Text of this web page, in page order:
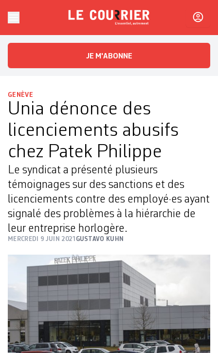
Le CourrierL'essentiel, autrement
JE M'ABONNE
GENÈVE
Unia dénonce des
licenciements abusifs
chez Patek Philippe
Le syndicat a présenté plusieurs
témoignages sur des sanctions et des
licenciements contre des employé·es ayant
signalé des problèmes à la hiérarchie de
leur entreprise horlogère.
MERCREDI 9 JUIN 2021 GUSTAVO KUHN